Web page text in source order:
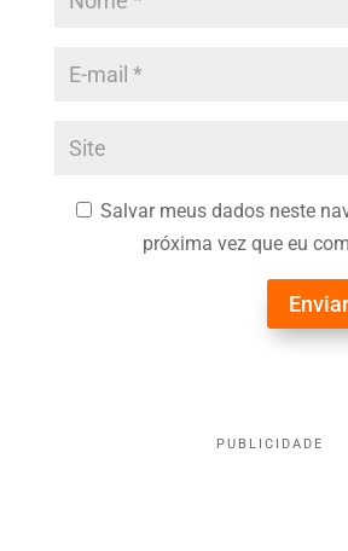
Salvar meus dados neste
próxima vez que eu
PUBLICIDADE